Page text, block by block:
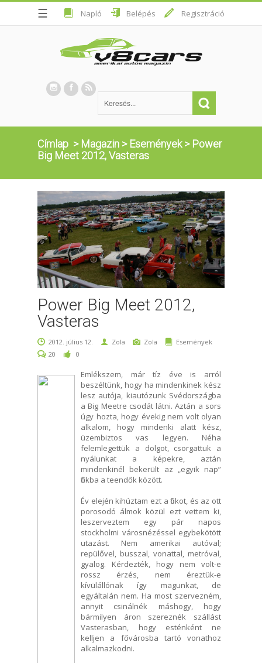
☰ Napló Belépés Regisztráció
Címlap > Magazin > Események> Power
Big Meet 2012, Vasteras
Power Big Meet 2012,
Vasteras
2012. július 12. Zola Zola
Események
20
0
Emlékszem, már tíz éve is arról
beszéltünk, hogy ha mindenkinek kész
lesz autója, kiautózunk Svédországba
a Big Meetre csodát látni. Aztán a sors
úgy hozta, hogy évekig nem volt olyan
alkalom, hogy mindenki alatt kész,
üzembiztos vas legyen. Néha
felemlegettük a dolgot, csorgattuk a
nyálunkat a képekre, aztán
mindenkinél bekerült az „egyik nap”
fiókba a teendők között.
Év elején kihúztam ezt a fiókot, és az ott
porosodó álmok közül ezt vettem ki,
leszerveztem egy pár napos
stockholmi városnézéssel egybekötött
utazást. Nem amerikai autóval;
repülővel, busszal, vonattal, metróval,
gyalog. Kérdezték, hogy nem volt-e
rossz érzés, nem éreztük-e
kívülállónak így magunkat, de
egyáltalán nem. Ha most szervezném,
annyit csinálnék máshogy, hogy
bármilyen áron szereznék szállást
Vasterasban, hogy esténként ne
kelljen a fővárosba tartó vonathoz
alkalmazkodni.